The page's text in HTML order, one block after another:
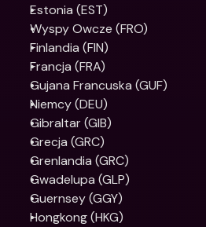
Estonia (EST)
Wyspy Owcze (FRO)
Finlandia (FIN)
Francja (FRA)
Gujana Francuska (GUF)
Niemcy (DEU)
Gibraltar (GIB)
Grecja (GRC)
Grenlandia (GRC)
Gwadelupa (GLP)
Guernsey (GGY)
Hongkong (HKG)